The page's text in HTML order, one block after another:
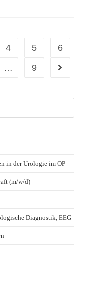
4 5
6
…
9
in der Urologie im OP
(m/w/d)
Diagnostik, EEG